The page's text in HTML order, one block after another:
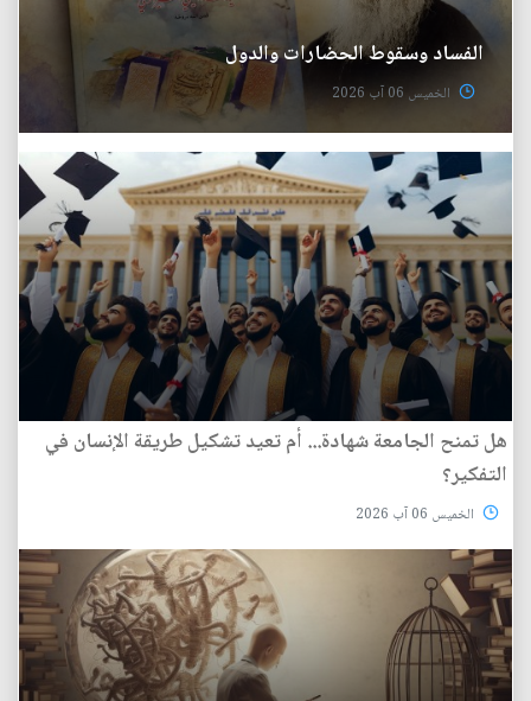
الفساد وسقوط الحضارات والدول
الخميس 06 آب 2026
هل تمنح الجامعة شهادة... أم تعيد تشكيل طريقة الإنسان في
التفكير؟
الخميس 06 آب 2026